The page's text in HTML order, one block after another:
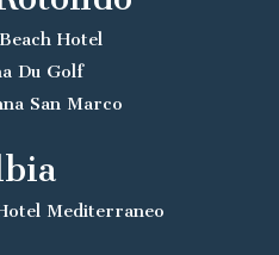
Hotel
Du Golf
San Marco
Mediterraneo